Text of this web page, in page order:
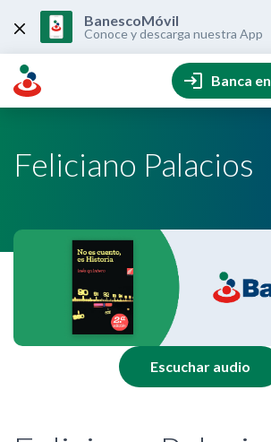
content
BanescoMóvil
Conoce y descarga nuestra App
Banca
Feliciano Palacios
Escuchar audio